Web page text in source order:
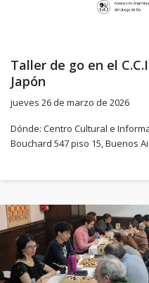
Taller de go en el
Japón
jueves 26 de marzo de 2026
Dónde: Centro Cultural e
Bouchard 547 piso 15, Buenos